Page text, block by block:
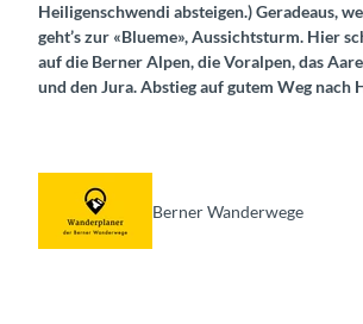
Heiligenschwendi absteigen.) Geradeaus,
geht’s zur «Blueme», Aussichtsturm. Hier
auf die Berner Alpen, die Voralpen, das
und den Jura. Abstieg auf gutem Weg nach
Berner Wanderwege